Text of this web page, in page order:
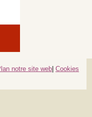
notre site web Cookies